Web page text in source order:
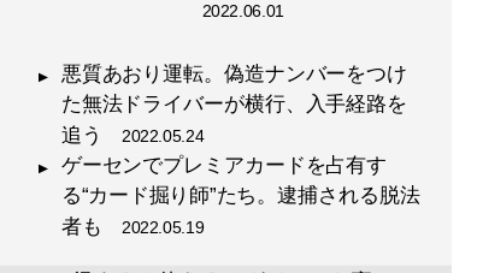
2022.06.01
悪質あおり運転。偽造ナンバーをつけ
た無法ドライバーが横行、入手経路を
追う 2022.05.24
ゲーセンでプレミアカードを占有す
る“カード掘り師”たち。逮捕される脱法
者も
2022.05.19